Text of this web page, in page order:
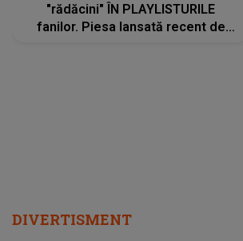
"rădăcini" ÎN PLAYLISTURILE
fanilor. Piesa lansată recent de
DIVERTISMENT